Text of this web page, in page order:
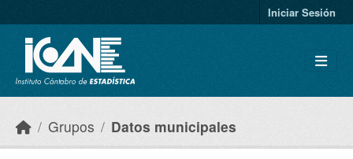
Iniciar Sesión
Grupos Datos municipales